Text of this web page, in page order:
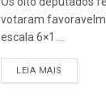
votaram
escala 6×1 ...
LEIA MAIS